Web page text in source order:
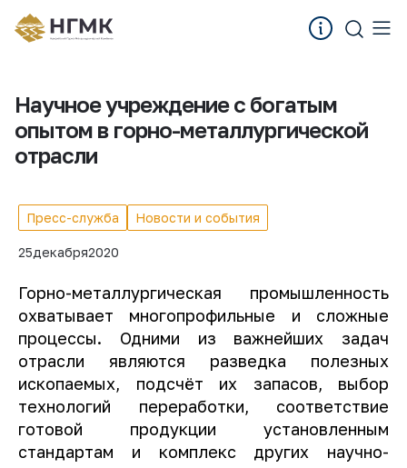
Научное учреждение с богатым
опытом в горно-металлургической
отрасли
Пресс-служба Новости и события
25декабря2020
Горно-металлургическая промышленность
охватывает многопрофильные и сложные
процессы. Одними из важнейших задач
отрасли являются разведка полезных
ископаемых, подсчёт их запасов, выбор
технологий переработки, соответствие
готовой продукции установленным
стандартам и комплекс других научно-